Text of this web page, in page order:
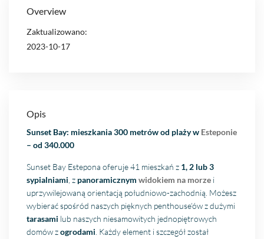
Overview
Zaktualizowano:
2023-10-17
Opis
Sunset Bay: mieszkania 300 metrów od plaży w Esteponie
– od 340.000
Sunset Bay Estepona oferuje 41 mieszkań z 1, 2 lub 3
sypialniami , z panoramicznymwidokiem na morze i
uprzywilejowaną orientacją południowo-zachodnią. Możesz
wybierać spośród naszych pięknych penthouse’ów z dużymi
tarasami lub naszych niesamowitych jednopiętrowych
domów zogrodami . Każdy element i szczegół został